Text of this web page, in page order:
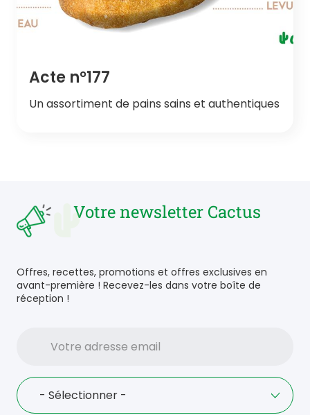
Acte n°177
Un assortiment de pains sains et authentiques
Votre newsletter Cactus
Offres, recettes, promotions et offres exclusives en
avant-première ! Recevez-les dans votre boîte de
réception !
adresse
Language
- Sélectionner -